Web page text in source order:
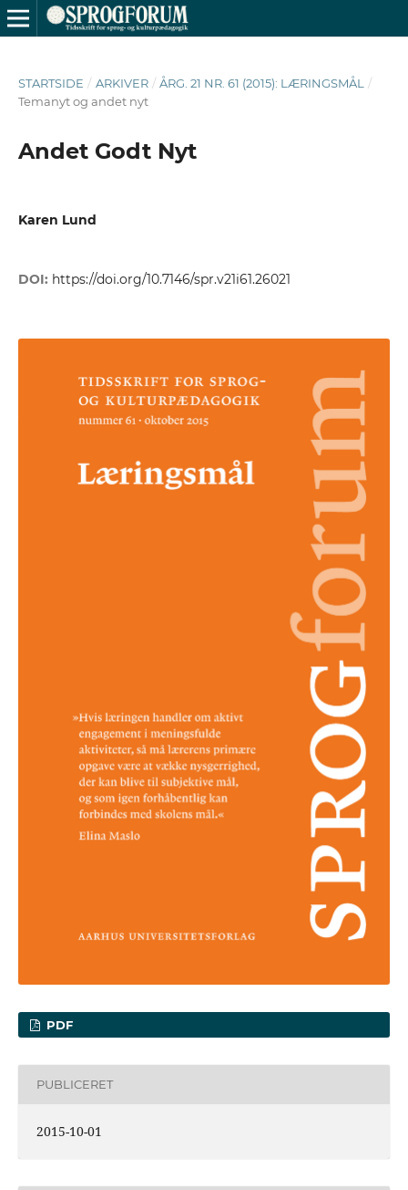
STARTSIDE / ARKIVER / ÅRG. 21 NR. 61 (2015): LÆRINGSMÅL
/
Temanyt og andet nyt
Andet Godt Nyt
Karen Lund
DOI: https://doi.org/10.7146/spr.v21i61.26021
PDF
PUBLICERET
2015-10-01